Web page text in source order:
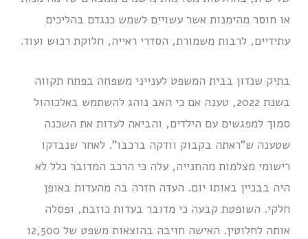
או חוסר מהימנות אשר עשויים לשמש כנגדם בהליכים
עתידיים, לרבות משמורת, הסדרי ראייה, חלוקת רכוש ועוד.
בתיק שנדון בבית המשפט לענייני משפחה בפתח תקווה
בשנת 2022, טענה אם כי האב נוהג להשתמש באלכוהול
סמוך למפגשים עם הילדים, והביאה לעדות את השכנה
שטענה ש”ראתה בקבוק וודקה ברכבו”. לאחר שנבדקו
רישומי מצלמות מהחנייה, עלה כי הרכב המדובר כלל לא
היה בבניין באותו יום. העדה חזרה בה מהעדות באופן
חלקי. השופטת קבעה כי מדובר בעדות כוזבת, ופסלה
אותה לחלוטין. האישה חויבה בהוצאות משפט של 12,500